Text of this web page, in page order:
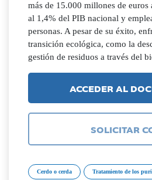
más de 15.000 millones de euros
al 1,4% del PIB nacional y
personas. A pesar de su éxito,
transición ecológica, como la
gestión de residuos a través del
ACCEDER AL
SOLICITAR
Cerdo o cerda Tratamiento de los